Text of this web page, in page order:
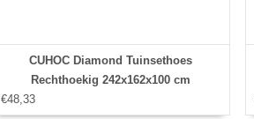
CUHOC Diamond Tuinsethoes
Rechthoekig 242x162x100 cm
€48,33